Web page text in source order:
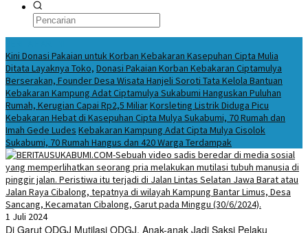
Kini Donasi Pakaian untuk Korban Kebakaran Kasepuhan Cipta Mulia
Ditata Layaknya Toko, Donasi Pakaian Korban Kebakaran Ciptamulya
Berserakan, Founder Desa Wisata Hanjeli Soroti Tata Kelola Bantuan
Kebakaran Kampung Adat Ciptamulya Sukabumi Hanguskan Puluhan
Rumah, Kerugian Capai Rp2,5 MiliarKorsleting Listrik Diduga Picu
Kebakaran Hebat di Kasepuhan Cipta Mulya Sukabumi, 70 Rumah dan
Imah Gede Ludes Kebakaran Kampung Adat Cipta Mulya Cisolok
Sukabumi, 70 Rumah Hangus dan 420 Warga Terdampak
1 Juli 2024
Di Garut ODGJ Mutilasi ODGJ, Anak-anak Jadi Saksi Pelaku